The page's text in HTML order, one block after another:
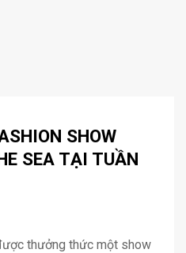
SHOW
SEA TẠI TUẦN
thưởng thức một show